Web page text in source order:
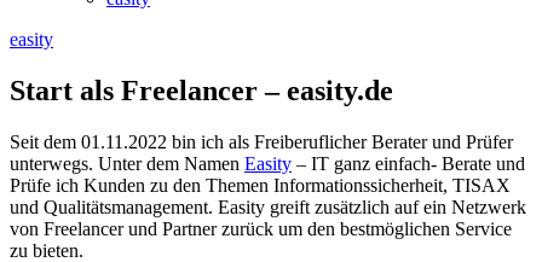
easity
Start als Freelancer – easity.de
Seit dem 01.11.2022 bin ich als Freiberuflicher Berater und Prüfer
unterwegs. Unter dem Namen Easity – IT ganz einfach- Berate und
Prüfe ich Kunden zu den Themen Informationssicherheit, TISAX
und Qualitätsmanagement. Easity greift zusätzlich auf ein Netzwerk
von Freelancer und Partner zurück um den bestmöglichen Service
zu bieten.